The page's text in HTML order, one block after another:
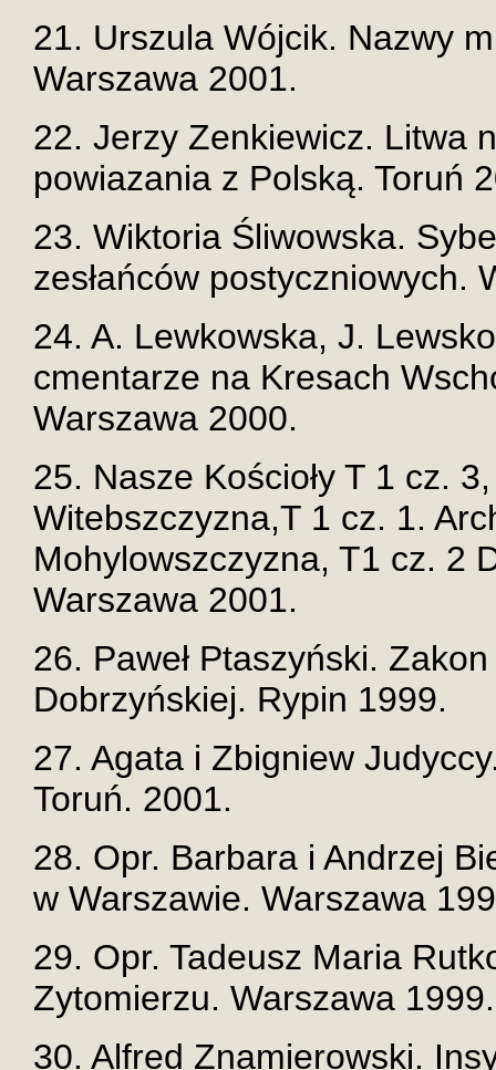
21. Urszula Wójcik. Nazwy
Warszawa 2001.
22. Jerzy Zenkiewicz. Litwa
powiazania z Polską. Toruń
23. Wiktoria Śliwowska.
zesłańców postyczniowych.
24. A. Lewkowska, J.
cmentarze na Kresach
Warszawa 2000.
25. Nasze Kościoły T 1 cz.
Witebszczyzna,T 1 cz. 1.
Mohylowszczyzna, T1 cz. 2
Warszawa 2001.
26. Paweł Ptaszyński.
Dobrzyńskiej. Rypin 1999.
27. Agata i Zbigniew
Toruń. 2001.
28. Opr. Barbara i Andrzej
w Warszawie. Warszawa
29. Opr. Tadeusz Maria
Zytomierzu. Warszawa 1999.
30. Alfred Znamierowski.